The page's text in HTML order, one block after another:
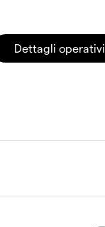
Dettagli operativi